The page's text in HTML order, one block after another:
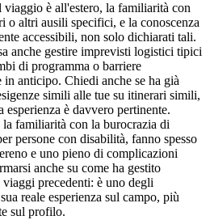
è all'estero, la familiarità con
o altri ausili specifici, e la conoscenza
accessibili, non solo dichiarati tali.
anche gestire imprevisti logistici tipici
di programma o barriere
in anticipo. Chiedi anche se ha già
simili alle tue su itinerari simili,
esperienza è davvero pertinente.
familiarità con la burocrazia di
persone con disabilità, fanno spesso
e uno pieno di complicazioni
anche su come ha gestito
precedenti: è uno degli
reale esperienza sul campo, più
sul profilo.